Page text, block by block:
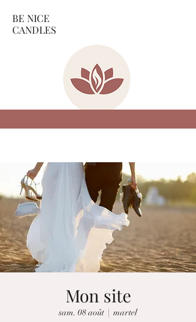
BE NICE
CANDLES
Mon site
sam. 08 août
  |
martel